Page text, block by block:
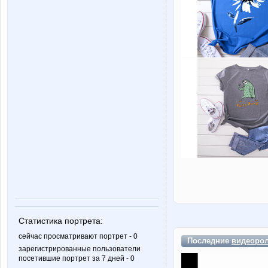
Статистика портрета:
сейчас просматривают портрет - 0
зарегистрированные пользователи
посетившие портрет за 7 дней - 0
Последние